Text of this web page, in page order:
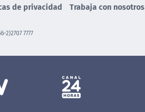
de privacidad Trabaja con nosotros
2)2707 7777